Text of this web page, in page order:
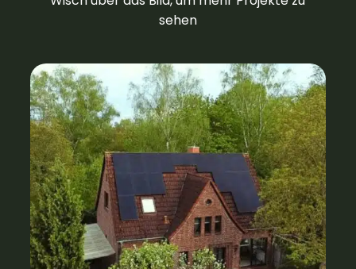
sehen